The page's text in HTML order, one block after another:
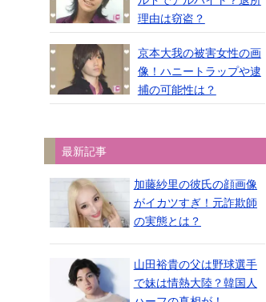
理由は窃盗？
京本大我の被害女性の画
像！ハニートラップや逮
捕の可能性は？
最新記事
加藤紗里の彼氏の顔画像
がイカツすぎ！元詐欺師
の実態とは？
山田裕貴の父は野球選手
で妹は情熱大陸？韓国人